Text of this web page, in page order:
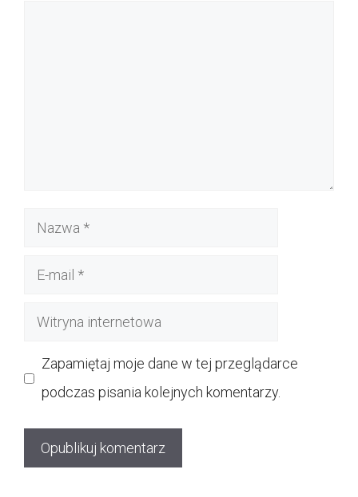
Nazwa
Witryna
Zapamiętaj moje dane w tej przeglądarce
podczas pisania kolejnych komentarzy.